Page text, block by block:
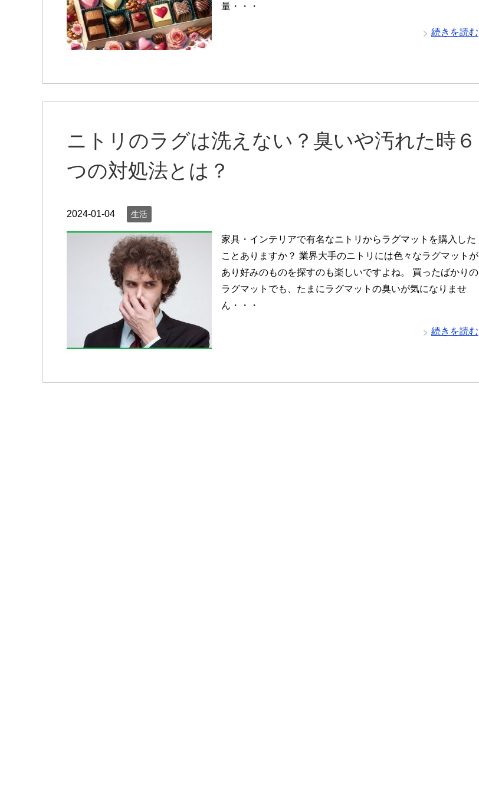
量・・・
続きを読む
ニトリのラグは洗えない？臭いや汚れた時６
つの対処法とは？
2024-01-04 生活
家具・インテリアで有名なニトリからラグマットを購入した
ことありますか？ 業界大手のニトリには色々なラグマットが
あり好みのものを探すのも楽しいですよね。 買ったばかりの
ラグマットでも、たまにラグマットの臭いが気になりませ
ん・・・
続きを読む